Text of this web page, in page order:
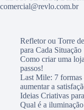
comercial@revlo.com.br
Refletor ou Torre
para Cada Situação
Como criar uma
passos!
Last Mile: 7 formas
aumentar a
Ideias Criativas
Qual é a